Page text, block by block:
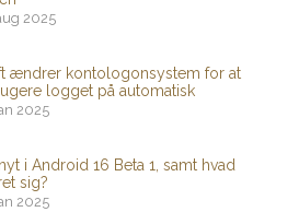
2025
ændrer kontologonsystem for at
logget på automatisk
2025
i Android 16 Beta 1, samt hvad
sig?
2025